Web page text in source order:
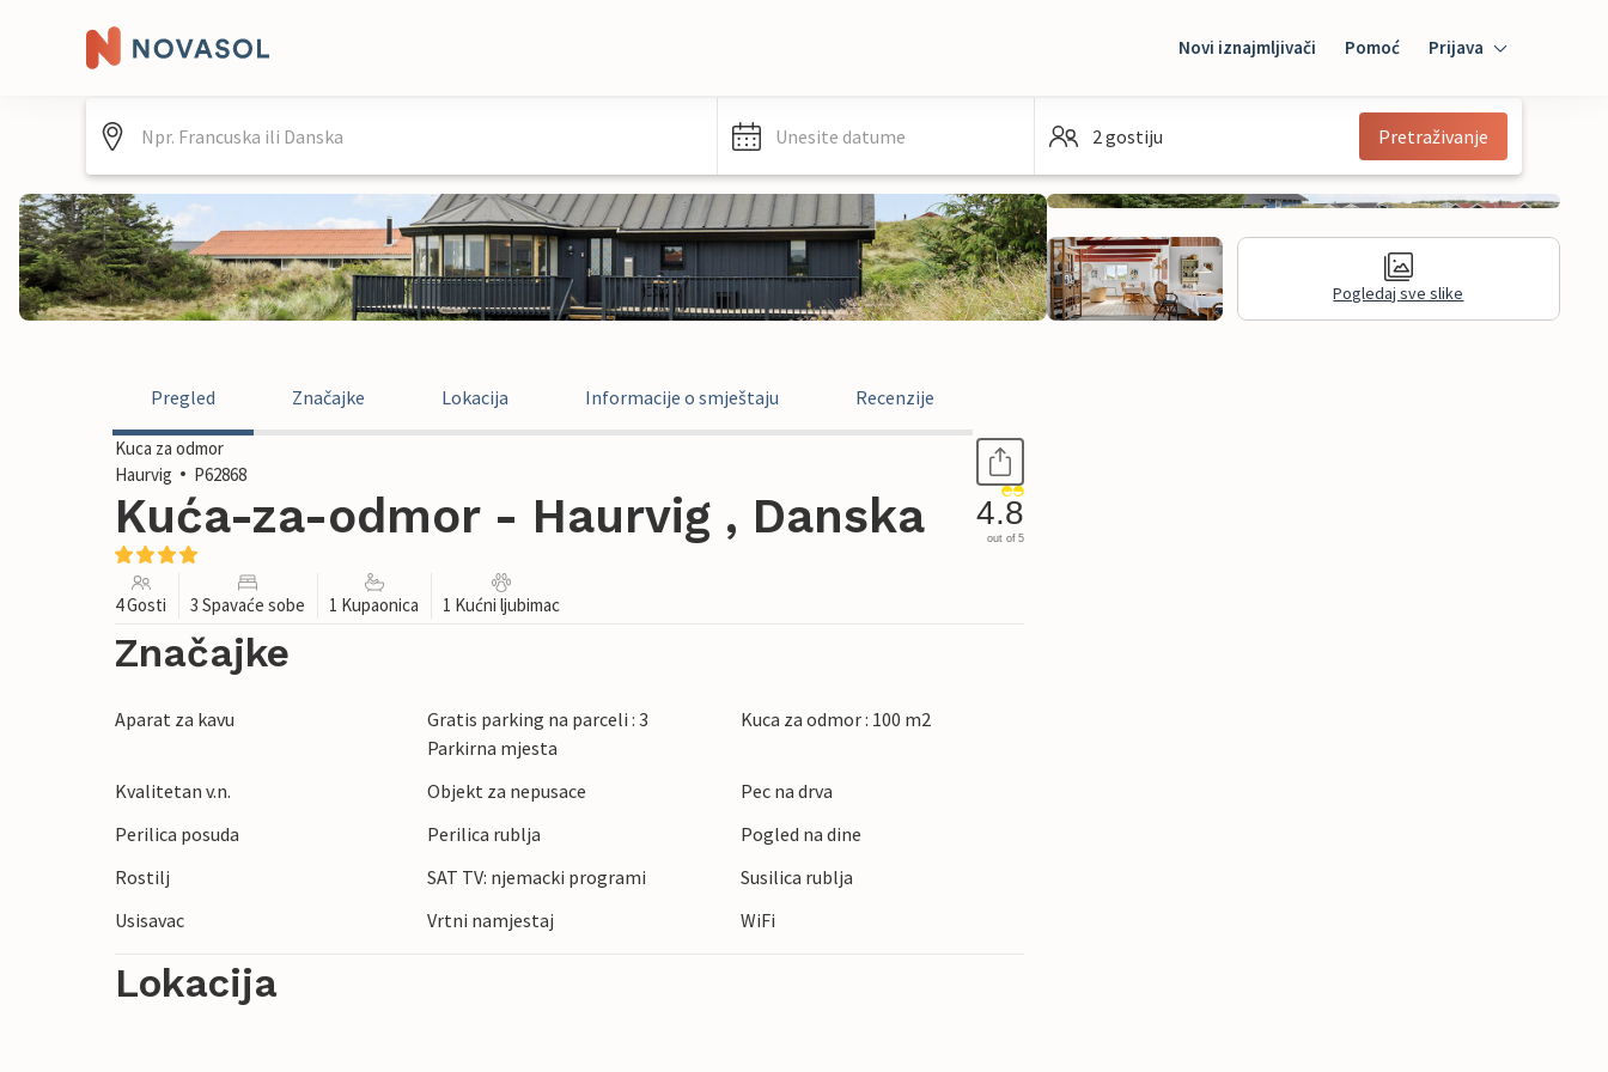
Novi iznajmljivači Pomoć Prijava
Mybooking
Unesite datume 2 gostiju Pretraživanje
Pogledaj sve slike
Pregled Značajke Lokacija Informacije o smještaju Recenzije
Kuca za odmor
Haurvig
P62868
Kuća-za-odmor - Haurvig , Danska 4.8
out of 5
4 Gosti 3 Spavaće sobe 1 Kupaonica 1 Kućni ljubimac
Značajke
Aparat za kavu
Gratis parking na parceli : 3
Parkirna mjesta
Kuca za odmor : 100 m2
Kvalitetan v.n. Objekt za nepusace
Pec na drva
Perilica posuda
Perilica rublja
Pogled na dine
Rostilj
SAT TV: njemacki programi
Susilica rublja
Usisavac
Vrtni namjestaj WiFi
Lokacija